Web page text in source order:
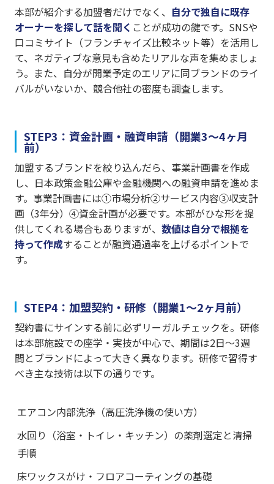
本部が紹介する加盟者だけでなく、 自分で独自に既存
オーナーを探して話を聞く ことが成功の鍵です。SNSや
口コミサイト（フランチャイズ比較ネット等）を活用し
て、ネガティブな意見も含めたリアルな声を集めましょ
う。また、自分が開業予定のエリアに同ブランドのライ
バルがいないか、競合他社の密度も調査します。
STEP3：資金計画・融資申請（開業3〜4ヶ月
前）
加盟するブランドを絞り込んだら、事業計画書を作成
し、日本政策金融公庫や金融機関への融資申請を進めま
す。事業計画書には①市場分析②サービス内容③収支計
画（3年分）④資金計画が必要です。本部がひな形を提
供してくれる場合もありますが、 数値は自分で根拠を
持って作成することが融資通過率を上げるポイントで
す。
STEP4：加盟契約・研修（開業1〜2ヶ月前）
契約書にサインする前に必ずリーガルチェックを。研修
は本部施設での座学・実技が中心で、期間は2日〜3週
間とブランドによって大きく異なります。研修で習得す
べき主な技術は以下の通りです。
エアコン内部洗浄（高圧洗浄機の使い方）
水回り（浴室・トイレ・キッチン）の薬剤選定と清掃
手順
床ワックスがけ・フロアコーティングの基礎